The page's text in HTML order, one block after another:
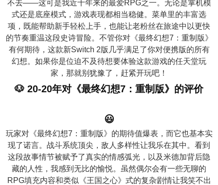
不去——这可是我近十年来的最爱RPG之一。无论是掌机模
式还是底座模式，游戏表现都相当稳健。菜单里的丰富选
项，既能帮助新手轻松上手，也能让老粉丝在旅途中以更快
的节奏重温这段史诗冒险。不管你对《最终幻想7：重制版》
有何期待，这款新Switch 2版几乎满足了你对便携版的所有
幻想。如果你是位迫不及待想要体验这款游戏的任天堂玩
家，那就别犹豫了，赶紧开玩吧！
🐶 20-20年对《最终幻想7：重制版》的评价
😃
玩家对《最终幻想7：重制版》的期待值爆表，而它也基本实
现了诺言。战斗系统顶尖，敌人多样性让我乐在其中。看到
这段故事情节被赋予了真实的情感弧光，以及米德加背后隐
藏的人性，我感到无比的愉悦。虽然偶尔会有一些无聊的
RPG填充内容和类似《王国之心》式的复杂剧情让我笑不出